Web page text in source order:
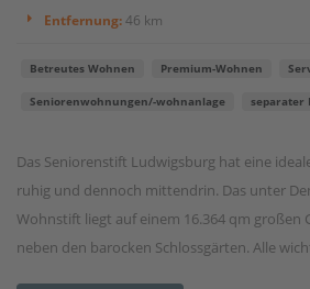
Entfernung:46 km
Betreutes Wohnen Premium-Wohnen
Seniorenwohnungen/-wohnanlage separater
Das Seniorenstift Ludwigsburg hat eine
ruhig und dennoch mittendrin. Das unter
Wohnstift liegt auf einem 16.364 qm
neben den barocken Schlossgärten. Alle